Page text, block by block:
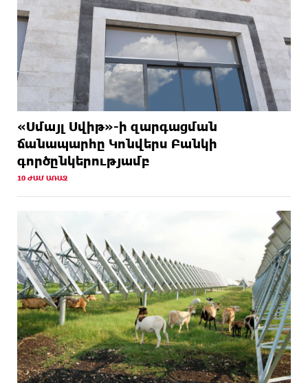
«Սմայլ Սվիթ»-ի զարգացման
ճանապարհը Կոնվերս Բանկի
գործընկերությամբ
10 ԺԱՄ ԱՌԱՋ